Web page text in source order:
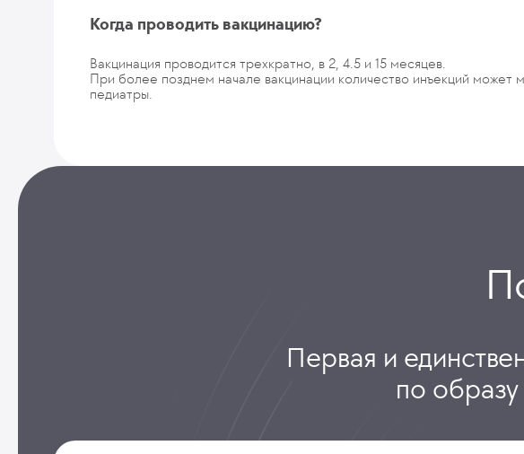
Когда проводить вакцинацию?
Вакцинация проводится трехкратно, в 2, 4.5 и 15 месяцев.
При более позднем начале вакцинации количество инъекций может
педиатры.
Первая и
по